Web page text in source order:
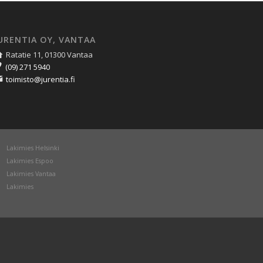
OY, VANTAA
Ratatie 11, 01300 Vantaa
(09) 271 5940
toimisto@jurentia.fi
Lakimies Helsinki
Lakimies Espoo
Lakimies Vantaa
Lakimies